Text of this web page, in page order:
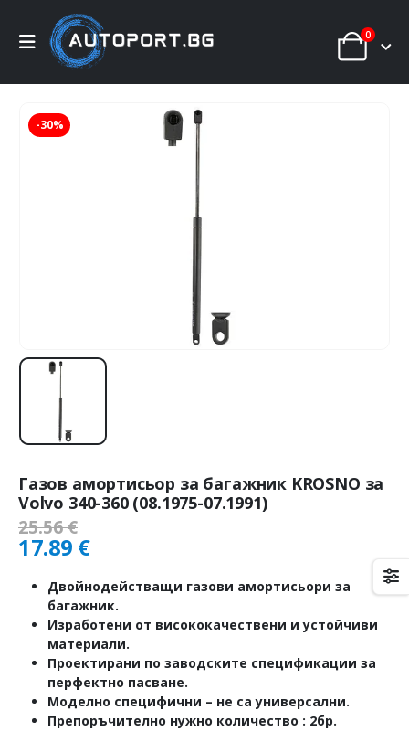
0
-30%
Газов амортисьор за багажник KROSNO за
Volvo 340-360 (08.1975-07.1991)
25.56€
17.89 €
Двойнодействащи газови амортисьори за
багажник.
Изработени от висококачествени и устойчиви
материали.
Проектирани по заводските спецификации за
перфектно пасване.
Моделно специфични – не са универсални.
Препоръчително нужно количество : 2бр.